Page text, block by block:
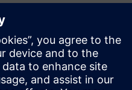
abil ruumide ja hoonete
IFC ning sujuvad
Setup ja Building X